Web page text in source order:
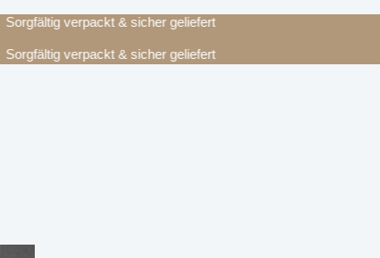
Sorgfältig verpackt & sicher geliefert
Sorgfältig verpackt & sicher geliefert